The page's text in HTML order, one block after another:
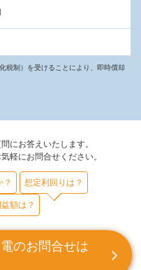
税制）を受けることにより、即時償却
にお答えいたします。
軽にお問合せください。
？ 想定利回りは？
額は？
のお問合せは